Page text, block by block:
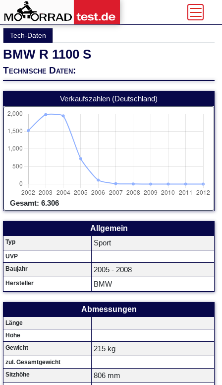
Tech-Daten
BMW R 1100 S
Technische Daten:
Verkaufszahlen (Deutschland)
Gesamt: 6.306
Allgemein
Typ Sport
UVP
Baujahr
2005 - 2008
Hersteller BMW
Abmessungen
Länge
Höhe
Gewicht
215 kg
zul. Gesamtgewicht
Sitzhöhe
806 mm